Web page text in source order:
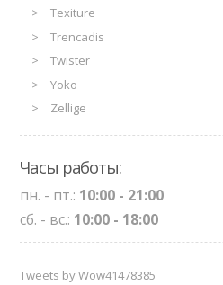
Texiture
Trencadis
Twister
Yoko
Zellige
Часы работы:
пн. - пт.: 10:00 - 21:00
сб. - вс.: 10:00 - 18:00
Tweets by Wow41478385